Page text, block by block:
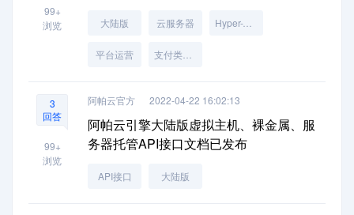
99+
浏览
大陆版 云服务器 Hyper-V受控端
平台运营
3
回答
99+
浏览
阿帕云官方 2022-04-22 16:02:13
阿帕云引擎大陆版虚拟主机、裸金属、服
务器托管API接口文档已发布
API接口 大陆版